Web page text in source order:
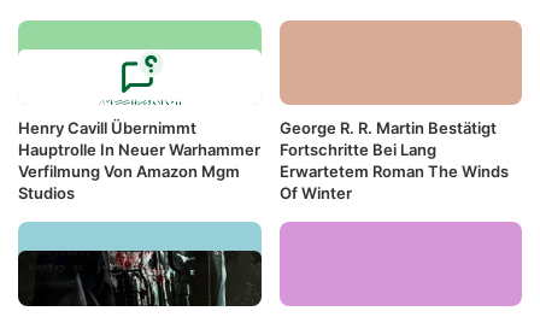
Henry Cavill Übernimmt
Hauptrolle In Neuer Warhammer
Verfilmung Von Amazon Mgm
Studios
George R. R. Martin Bestätigt
Fortschritte Bei Lang
Erwartetem Roman The Winds
Of Winter